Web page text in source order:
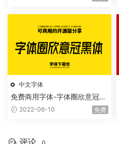
中文字体
免费商用字体-字体圈欣意冠黑
体 2022-06-10 免费
评论